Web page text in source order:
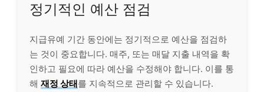
정기적인 예산 점검
지급유예 기간 동안에는 정기적으로 예산을 점검하
는 것이 중요합니다. 매주, 또는 매달 지출 내역을 확
인하고 필요에 따라 예산을 수정해야 합니다. 이를 통
해 재정 상태를 지속적으로 관리할 수 있습니다.